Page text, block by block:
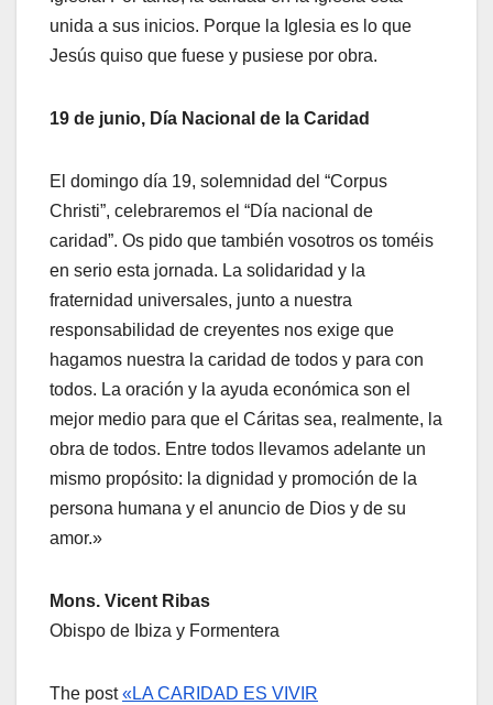
unida a sus inicios. Porque la Iglesia es lo que
Jesús quiso que fuese y pusiese por obra.
19 de junio, Día Nacional de la Caridad
El domingo día 19, solemnidad del “Corpus
Christi”, celebraremos el “Día nacional de
caridad”. Os pido que también vosotros os toméis
en serio esta jornada. La solidaridad y la
fraternidad universales, junto a nuestra
responsabilidad de creyentes nos exige que
hagamos nuestra la caridad de todos y para con
todos. La oración y la ayuda económica son el
mejor medio para que el Cáritas sea, realmente, la
obra de todos. Entre todos llevamos adelante un
mismo propósito: la dignidad y promoción de la
persona humana y el anuncio de Dios y de su
amor.»
Mons. Vicent Ribas
Obispo de Ibiza y Formentera
The post«LA CARIDAD ES VIVIR